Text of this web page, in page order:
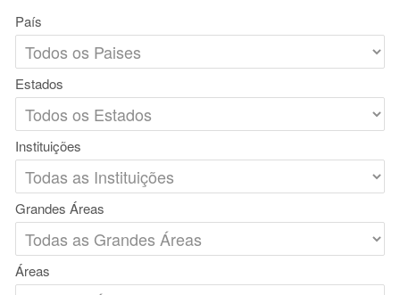
País
Estados
Instituições
Grandes Áreas
Áreas